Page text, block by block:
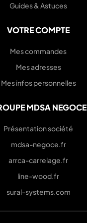
Guides & Astuces
VOTRE COMPTE
Mes commandes
Mes adresses
Mes infos personnelles
MDSA NEGOCE
Présentation société
mdsa-negoce.fr
arrca-carrelage.fr
line-wood.fr
sural-systems.com